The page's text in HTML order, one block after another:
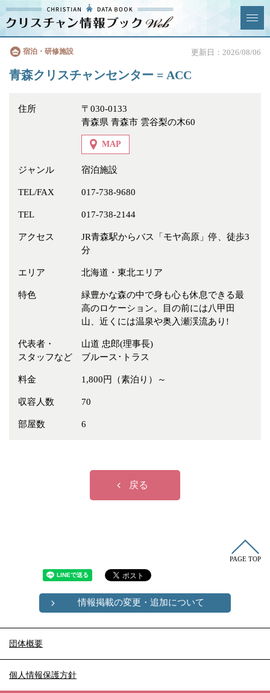
クリスチャン
情報ブックとは
News & Topics
情報掲載の変更・追加につい
ジャンル
冠婚葬祭 各種団体
教団教派 宿泊・研修施設
お店・企業・その他
フリーワード
宿泊・研修施設 更新日：2026/08/06
青森クリスチャンセンター = ACC
住所
〒030-0133
青森県 青森市 雲谷梨の木60
MAP
ジャンル 宿泊施設
TEL/FAX 017-738-9680
TEL 017-738-2144
アクセス
JR青森駅からバス「モヤ高原」停、徒歩3
分
エリア 北海道・東北エリア
特色
緑豊かな森の中で身も心も休息できる最
高のロケーション。目の前には八甲田
山、近くには温泉や奥入瀬渓流あり!
代表者・
スタッフなど
山道 忠郎(理事長)
ブルース･トラス
料金 1,800円（素泊り）～
収容人数 70
部屋数 6
戻る
PAGE TOP
情報掲載の変更・追加について
団体概要
個人情報保護方針